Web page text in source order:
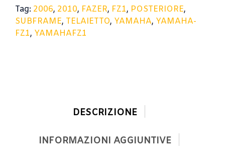
Tag: 2006, 2010, FAZER, FZ1, POSTERIORE,
SUBFRAME, TELAIETTO, YAMAHA, YAMAHA-
FZ1, YAMAHAFZ1
DESCRIZIONE
INFORMAZIONI AGGIUNTIVE